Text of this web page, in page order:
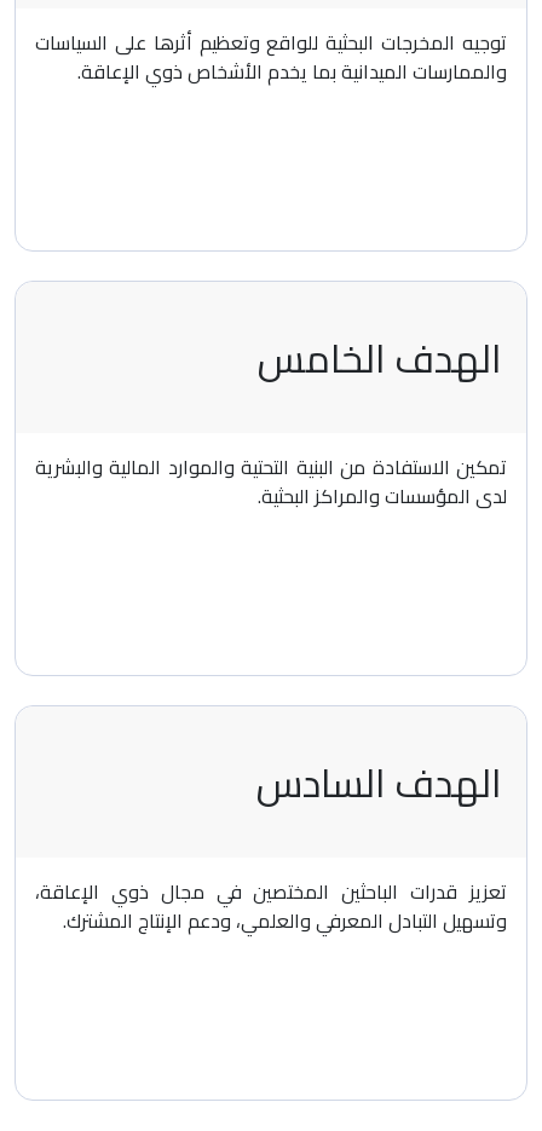
توجيه المخرجات البحثية للواقع وتعظيم أثرها على السياسات
والممارسات الميدانية بما يخدم الأشخاص ذوي الإعاقة.
الهدف الخامس
تمكين الاستفادة من البنية التحتية والموارد المالية والبشرية
لدى المؤسسات والمراكز البحثية.
الهدف السادس
تعزيز قدرات الباحثين المختصين في مجال ذوي الإعاقة،
وتسهيل التبادل المعرفي والعلمي، ودعم الإنتاج المشترك.